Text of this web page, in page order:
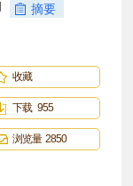
摘要
收藏
下载 955
浏览量 2850